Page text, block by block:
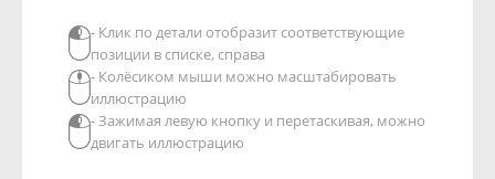
- Клик по детали отобразит соответствующие
позиции в списке, справа
- Колёсиком мыши можно масштабировать
иллюстрацию
- Зажимая левую кнопку и перетаскивая, можно
двигать иллюстрацию